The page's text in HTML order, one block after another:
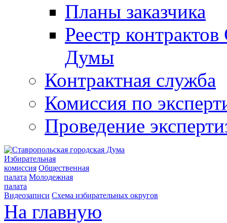
Планы заказчика
Реестр
Думы
Контрактная служба
Комиссия по
Проведение
Избирательная
комиссия Общественная
палата Молодежная
палата
Видеозаписи Схема избирательных округов
На главную